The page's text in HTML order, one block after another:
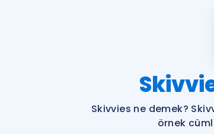
Skivvies ne demek?
örnek